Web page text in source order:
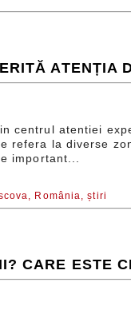
ATENȚIA
centrul atentiei
refera la diverse
important...
România, știri
CARE ESTE